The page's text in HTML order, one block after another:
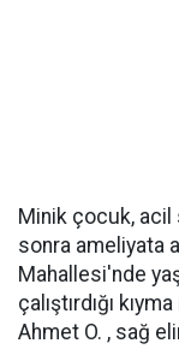
Minik çocuk, acil
sonra ameliyata
Mahallesi'nde
çalıştırdığı
Ahmet O. , sağ